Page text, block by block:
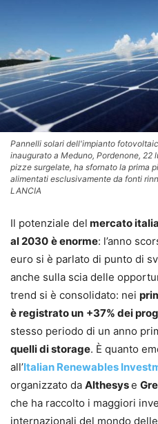
Pannelli solari dell'impianto
inaugurato a Meduno, Pordenone, 22
pizze surgelate, ha sfornato la prima
alimentati esclusivamente da fonti
LANCIA
Il potenziale del mercato
al 2030 è enorme: l’anno
euro si è parlato di punto di
anche sulla scia delle
trend si è consolidato: nei
è registrato un +37% dei
stesso periodo di un anno
quelli di storage. È quanto
all’Italian Renewables
organizzato da Althesyse
che ha raccolto i maggiori
internazionali del mondo